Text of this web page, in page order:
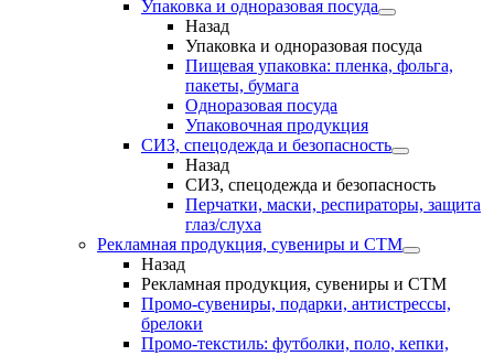
Упаковка и одноразовая посуда
Назад
Упаковка и одноразовая посуда
Пищевая упаковка: пленка, фольга,
пакеты, бумага
Одноразовая посуда
Упаковочная продукция
СИЗ, спецодежда и безопасность
Назад
СИЗ, спецодежда и безопасность
Перчатки, маски, респираторы, защита
глаз/слуха
Рекламная продукция, сувениры и СТМ
Назад
Рекламная продукция, сувениры и СТМ
Промо-сувениры, подарки, антистрессы,
брелоки
Промо-текстиль: футболки, поло, кепки,